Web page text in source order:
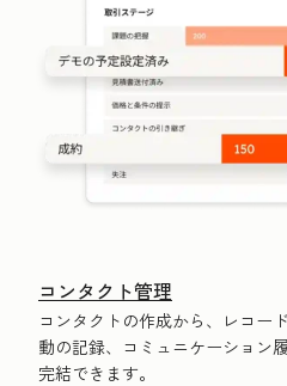
コンタクト管理
コンタクトの作成から、レコー
動の記録、コミュニケーション
完結できます。